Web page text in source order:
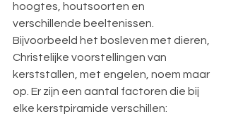
hoogtes, houtsoorten en
verschillende beeltenissen.
Bijvoorbeeld het bosleven met dieren,
Christelijke voorstellingen van
kerststallen, met engelen, noem maar
op. Er zijn een aantal factoren die bij
elke kerstpiramide verschillen: